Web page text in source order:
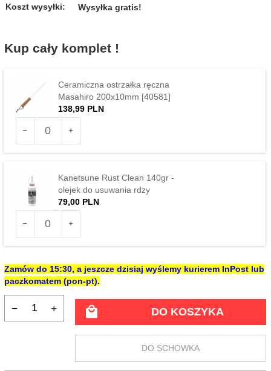
Koszt wysyłki: Wysyłka gratis!
Kup cały komplet !
Ceramiczna ostrzałka ręczna
Masahiro 200x10mm [40581]
138,99 PLN
produktu
Kanetsune Rust Clean 140gr -
olejek do usuwania rdzy
79,00 PLN
produktu
Zamów do 15:30, a jeszcze dzisiaj wyślemy kurierem InPost lub
paczkomatem (pon-pt).
DO KOSZYKA
DO SCHOWKA